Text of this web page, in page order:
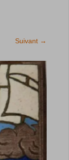
Suivant →